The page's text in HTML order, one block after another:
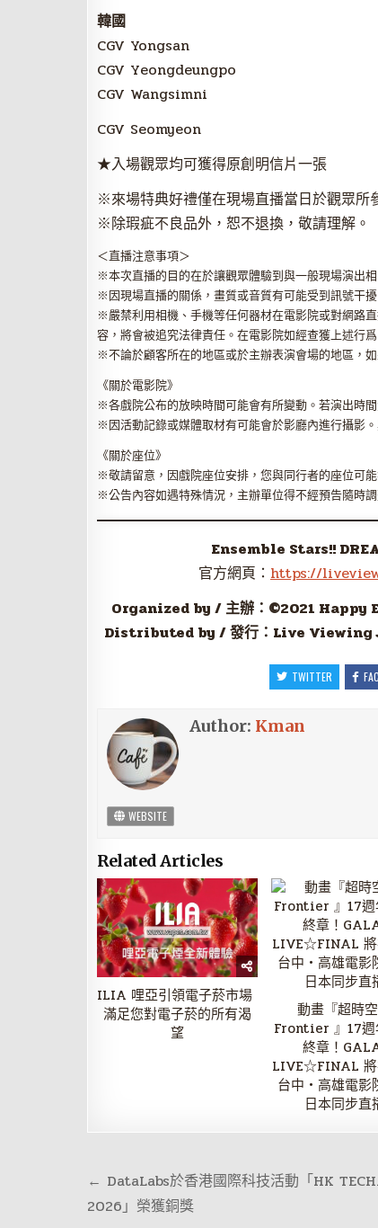
韓國
CGV Yongsan
CGV Yeongdeungpo
CGV Wangsimni
CGV Seomyeon
★入場觀眾均可獲得原創明信片一張
※來場特典好禮僅在現場直播當日於觀眾所
※除瑕疵不良品外，恕不退換，敬請理解。
＜直播注意事項＞
※本次直播的目的在於讓觀眾體驗到與一般現場演出
※因現場直播的關係，畫質或音質有可能受到訊號干擾
※嚴禁利用相機、手機等任何器材在電影院或對網路
容，將會被追究法律責任。在電影院如經查獲上述行
※不論於顧客所在的地區或於主辦表演會場的地區，
《關於電影院》
※各戲院公布的放映時間可能會有所變動。若演出時
※因活動記錄或媒體取材有可能會於影廳內進行攝影
《關於座位》
※敬請留意，因戲院座位安排，您與同行者的座位可
※公告內容如遇特殊情況，主辦單位得不經預告隨時
Ensemble Stars!!
官方網頁： https://
Organized by / 主辦：©2021 Happy
Distributed by / 發行：Live
TWITTER
Author: Kman
WEBSITE
Related Articles
ILIA 哩亞引領電子菸市場
滿足您對電子菸的所有渴
望
動畫『超時
Frontier 』17週
終章！
LIVE☆FINAL 將
台中・高雄電影
日本同步直
文
章
← DataLabs於香港國際科技活動「HK
2026」榮獲銅獎